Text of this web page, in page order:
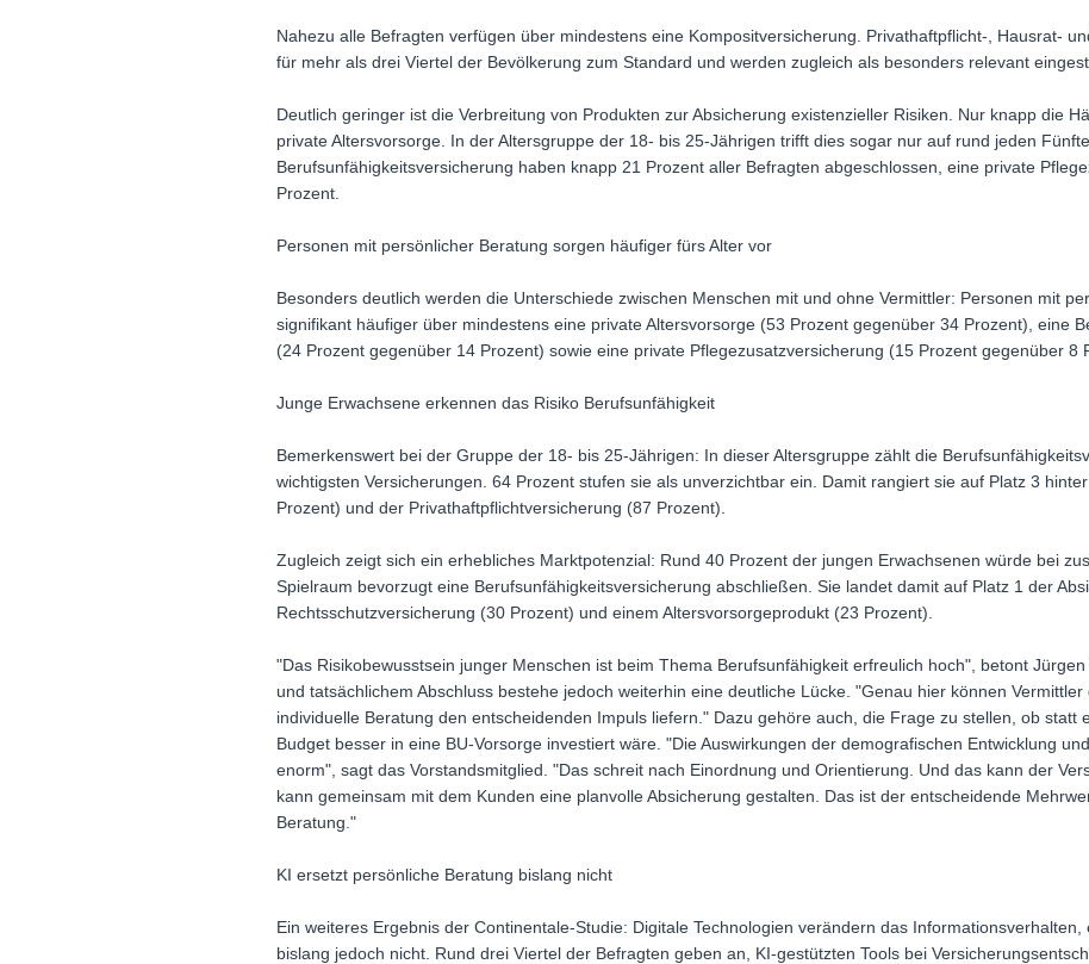
Nahezu alle Befragten verfügen über mindestens eine Kompositversicherung. Privathaftpflicht-, Hausrat-
für mehr als drei Viertel der Bevölkerung zum Standard und werden zugleich als besonders relevant
Deutlich geringer ist die Verbreitung von Produkten zur Absicherung existenzieller Risiken. Nur knapp die
private Altersvorsorge. In der Altersgruppe der 18- bis 25-Jährigen trifft dies sogar nur auf rund jeden
Berufsunfähigkeitsversicherung haben knapp 21 Prozent aller Befragten abgeschlossen, eine private
Prozent.
Personen mit persönlicher Beratung sorgen häufiger fürs Alter vor
Besonders deutlich werden die Unterschiede zwischen Menschen mit und ohne Vermittler: Personen mit
signifikant häufiger über mindestens eine private Altersvorsorge (53 Prozent gegenüber 34 Prozent), eine
(24 Prozent gegenüber 14 Prozent) sowie eine private Pflegezusatzversicherung (15 Prozent gegenüber 8
Junge Erwachsene erkennen das Risiko Berufsunfähigkeit
Bemerkenswert bei der Gruppe der 18- bis 25-Jährigen: In dieser Altersgruppe zählt die
wichtigsten Versicherungen. 64 Prozent stufen sie als unverzichtbar ein. Damit rangiert sie auf Platz 3
Prozent) und der Privathaftpflichtversicherung (87 Prozent).
Zugleich zeigt sich ein erhebliches Marktpotenzial: Rund 40 Prozent der jungen Erwachsenen würde bei
Spielraum bevorzugt eine Berufsunfähigkeitsversicherung abschließen. Sie landet damit auf Platz 1 der
Rechtsschutzversicherung (30 Prozent) und einem Altersvorsorgeprodukt (23 Prozent).
"Das Risikobewusstsein junger Menschen ist beim Thema Berufsunfähigkeit erfreulich hoch", betont
und tatsächlichem Abschluss bestehe jedoch weiterhin eine deutliche Lücke. "Genau hier können Vermittler
individuelle Beratung den entscheidenden Impuls liefern." Dazu gehöre auch, die Frage zu stellen, ob statt
Budget besser in eine BU-Vorsorge investiert wäre. "Die Auswirkungen der demografischen Entwicklung
enorm", sagt das Vorstandsmitglied. "Das schreit nach Einordnung und Orientierung. Und das kann der
kann gemeinsam mit dem Kunden eine planvolle Absicherung gestalten. Das ist der entscheidende
Beratung."
KI ersetzt persönliche Beratung bislang nicht
Ein weiteres Ergebnis der Continentale-Studie: Digitale Technologien verändern das
bislang jedoch nicht. Rund drei Viertel der Befragten geben an, KI-gestützten Tools bei